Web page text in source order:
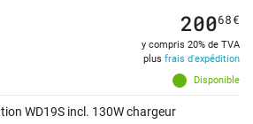
Disponible
20068€
y compris 20% de TVA
plus frais d'expédition
WD19S incl. 130W chargeur